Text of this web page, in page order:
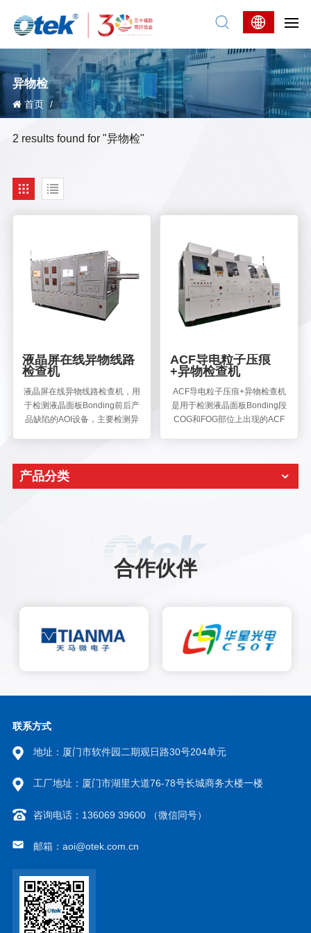
异物检
首页 /
2 results found for "异物检"
液晶屏在线异物线路
检查机
液晶屏在线异物线路检查机，用
于检测液晶面板Bonding前后产
品缺陷的AOI设备，主要检测异
ACF导电粒子压痕
+异物检查机
ACF导电粒子压痕+异物检查机
是用于检测液晶面板Bonding段
COG和FOG部位上出现的ACF
等。其核心技术是运用红外和微
分干涉技术，采用线扫相机对液
分析，最终确认该目标检测对象
产品分类
合作伙伴
联系方式
地址：厦门市软件园二期观日路30号204单元
工厂地址：厦门市湖里大道76-78号长城商务大楼一楼
咨询电话：136069 39600 （微信同号）
邮箱：aoi@otek.com.cn